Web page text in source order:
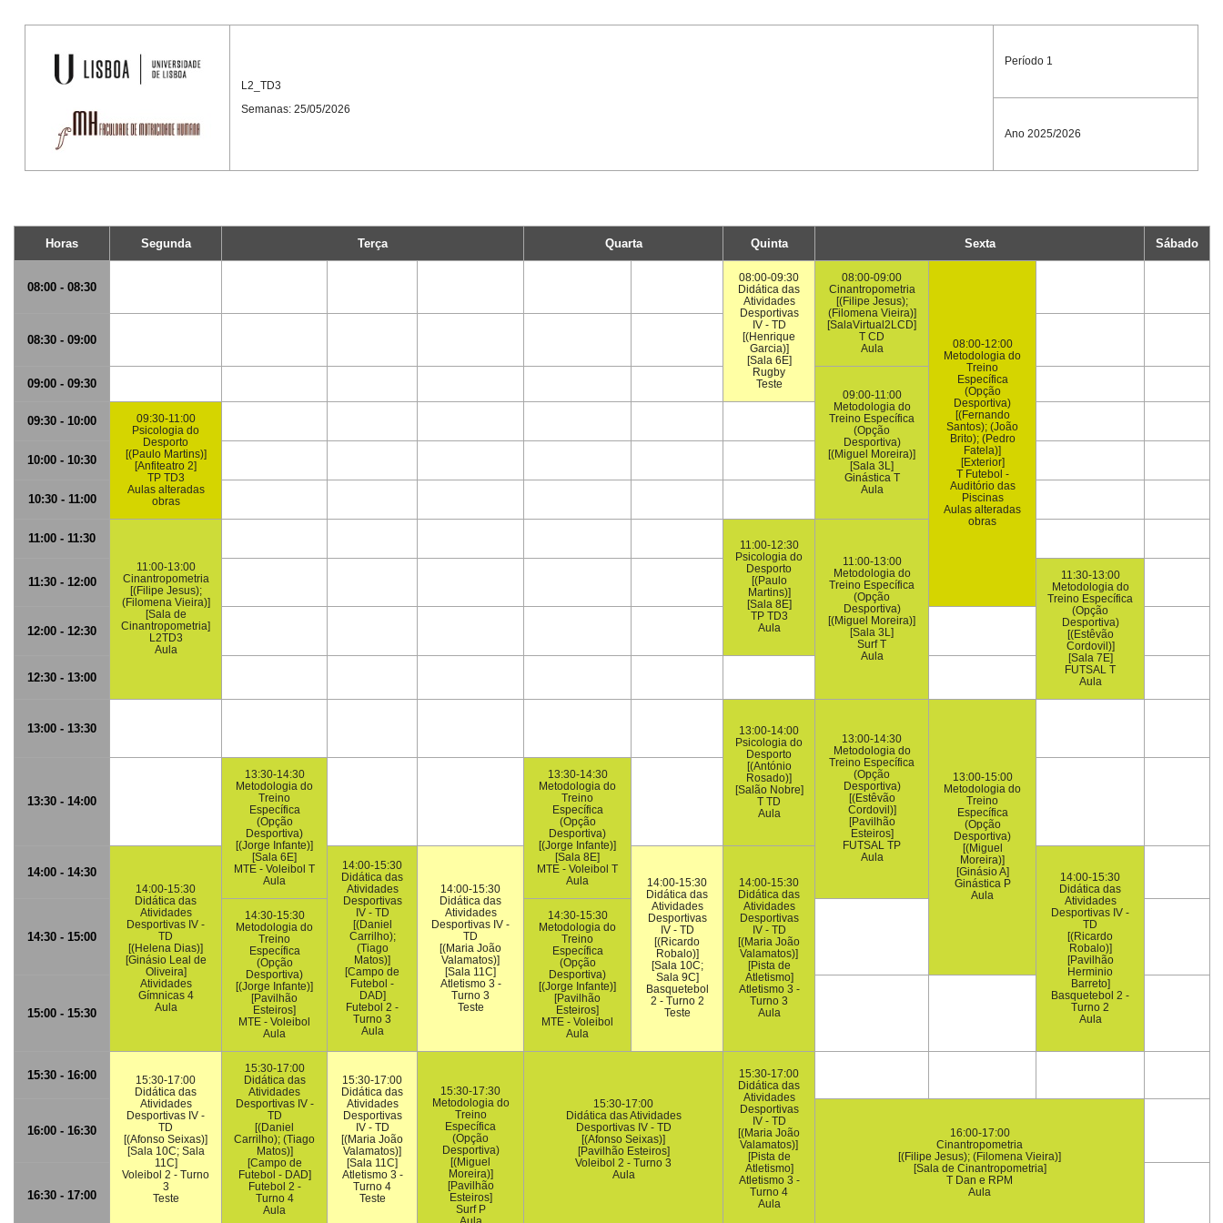
L2_TD3
Semanas: 25/05/2026
Período 1
Ano 2025/2026
Horas Segunda Terça Quarta Quinta Sexta Sábado
08:00 - 08:30
08:00-09:30
Didática das
Atividades
Desportivas
IV - TD
[(Henrique
Garcia)]
[Sala 6E]
Rugby
Teste
08:00-09:00
Cinantropometria
[(Filipe Jesus);
(Filomena Vieira)]
[SalaVirtual2LCD]
T CD
Aula
08:00-12:00
Metodologia do
Treino
Específica
(Opção
Desportiva)
[(Fernando
Santos); (João
Brito); (Pedro
Fatela)]
[Exterior]
T Futebol -
Auditório das
Piscinas
Aulas alteradas
obras
08:30 - 09:00
09:00 - 09:30
09:00-11:00
Metodologia do
Treino Específica
(Opção
Desportiva)
[(Miguel Moreira)]
[Sala 3L]
Ginástica T
Aula
09:30 - 10:00
09:30-11:00
Psicologia do
Desporto
[(Paulo Martins)]
[Anfiteatro 2]
TP TD3
Aulas alteradas
obras
10:00 - 10:30
10:30 - 11:00
11:00 - 11:30
11:00-13:00
Cinantropometria
[(Filipe Jesus);
(Filomena Vieira)]
[Sala de
Cinantropometria]
L2TD3
Aula
11:00-12:30
Psicologia do
Desporto
[(Paulo
Martins)]
[Sala 8E]
TP TD3
Aula
11:00-13:00
Metodologia do
Treino Específica
(Opção
Desportiva)
[(Miguel Moreira)]
[Sala 3L]
Surf T
Aula
11:30 - 12:00
11:30-13:00
Metodologia do
Treino Específica
(Opção
Desportiva)
[(Estêvão
Cordovil)]
[Sala 7E]
FUTSAL T
Aula
12:00 - 12:30
12:30 - 13:00
13:00 - 13:30
13:00-14:00
Psicologia do
Desporto
[(António
Rosado)]
[Salão Nobre]
T TD
Aula
13:00-14:30
Metodologia do
Treino Específica
(Opção
Desportiva)
[(Estêvão
Cordovil)]
[Pavilhão
Esteiros]
FUTSAL TP
Aula
13:00-15:00
Metodologia do
Treino
Específica
(Opção
Desportiva)
[(Miguel
Moreira)]
[Ginásio A]
Ginástica P
Aula
13:30 - 14:00
13:30-14:30
Metodologia do
Treino
Específica
(Opção
Desportiva)
[(Jorge Infante)]
[Sala 6E]
MTE - Voleibol T
Aula
13:30-14:30
Metodologia do
Treino
Específica
(Opção
Desportiva)
[(Jorge Infante)]
[Sala 8E]
MTE - Voleibol T
Aula
14:00 - 14:30
14:00-15:30
Didática das
Atividades
Desportivas IV -
TD
[(Helena Dias)]
[Ginásio Leal de
Oliveira]
Atividades
Gímnicas 4
Aula
14:00-15:30
Didática das
Atividades
Desportivas
IV - TD
[(Daniel
Carrilho);
(Tiago
Matos)]
[Campo de
Futebol -
DAD]
Futebol 2 -
Turno 3
Aula
14:00-15:30
Didática das
Atividades
Desportivas IV -
TD
[(Maria João
Valamatos)]
[Sala 11C]
Atletismo 3 -
Turno 3
Teste
14:00-15:30
Didática das
Atividades
Desportivas
IV - TD
[(Ricardo
Robalo)]
[Sala 10C;
Sala 9C]
Basquetebol
2 - Turno 2
Teste
14:00-15:30
Didática das
Atividades
Desportivas
IV - TD
[(Maria João
Valamatos)]
[Pista de
Atletismo]
Atletismo 3 -
Turno 3
Aula
14:00-15:30
Didática das
Atividades
Desportivas IV -
TD
[(Ricardo
Robalo)]
[Pavilhão
Herminio
Barreto]
Basquetebol 2 -
Turno 2
Aula
14:30 - 15:00
14:30-15:30
Metodologia do
Treino
Específica
(Opção
Desportiva)
[(Jorge Infante)]
[Pavilhão
Esteiros]
MTE - Voleibol
Aula
14:30-15:30
Metodologia do
Treino
Específica
(Opção
Desportiva)
[(Jorge Infante)]
[Pavilhão
Esteiros]
MTE - Voleibol
Aula
15:00 - 15:30
15:30 - 16:00
15:30-17:00
Didática das
Atividades
Desportivas IV -
TD
[(Afonso Seixas)]
[Sala 10C; Sala
11C]
Voleibol 2 - Turno
3
Teste
15:30-17:00
Didática das
Atividades
Desportivas IV -
TD
[(Daniel
Carrilho); (Tiago
Matos)]
[Campo de
Futebol - DAD]
Futebol 2 -
Turno 4
Aula
15:30-17:00
Didática das
Atividades
Desportivas
IV - TD
[(Maria João
Valamatos)]
[Sala 11C]
Atletismo 3 -
Turno 4
Teste
15:30-17:30
Metodologia do
Treino
Específica
(Opção
Desportiva)
[(Miguel
Moreira)]
[Pavilhão
Esteiros]
Surf P
15:30-17:00
Didática das Atividades
Desportivas IV - TD
[(Afonso Seixas)]
[Pavilhão Esteiros]
Voleibol 2 - Turno 3
Aula
15:30-17:00
Didática das
Atividades
Desportivas
IV - TD
[(Maria João
Valamatos)]
[Pista de
Atletismo]
Atletismo 3 -
Turno 4
Aula
16:00 - 16:30
16:00-17:00
Cinantropometria
[(Filipe Jesus); (Filomena Vieira)]
[Sala de Cinantropometria]
T Dan e RPM
Aula
16:30 - 17:00